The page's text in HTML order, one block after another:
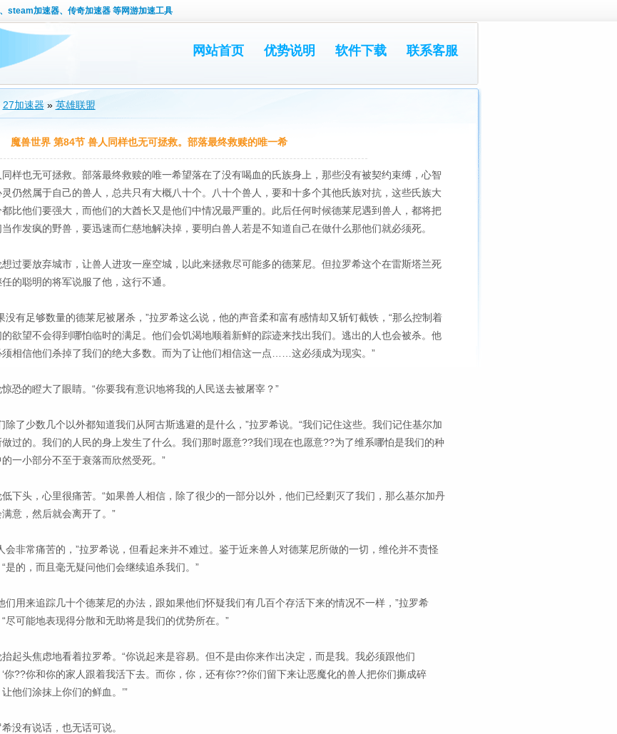
steam加速器、传奇加速器 等网游加速工具
网站首页 优势说明 软件下载 联系客服
27加速器» 英雄联盟
魔兽世界 第84节 兽人同样也无可拯救。部落最终救赎的唯一希
同样也无可拯救。部落最终救赎的唯一希望落在了没有喝血的氏族身上，那些没有被契约束缚，心智
灵仍然属于自己的兽人，总共只有大概八十个。八十个兽人，要和十多个其他氏族对抗，这些氏族大
都比他们要强大，而他们的大酋长又是他们中情况最严重的。此后任何时候德莱尼遇到兽人，都将把
作发疯的野兽，要迅速而仁慈地解决掉，要明白兽人若是不知道自己在做什么那他们就必须死。
想过要放弃城市，让兽人进攻一座空城，以此来拯救尽可能多的德莱尼。但拉罗希这个在雷斯塔兰死
任的聪明的将军说服了他，这行不通。
没有足够数量的德莱尼被屠杀，”拉罗希这么说，他的声音柔和富有感情却又斩钉截铁，“那么控制着
的欲望不会得到哪怕临时的满足。他们会饥渴地顺着新鲜的踪迹来找出我们。逃出的人也会被杀。他
须相信他们杀掉了我们的绝大多数。而为了让他们相信这一点……这必须成为现实。”
恐的瞪大了眼睛。“你要我有意识地将我的人民送去被屠宰？”
除了少数几个以外都知道我们从阿古斯逃避的是什么，”拉罗希说。“我们记住这些。我们记住基尔加
做过的。我们的人民的身上发生了什么。我们那时愿意??我们现在也愿意??为了维系哪怕是我们的种
一小部分不至于衰落而欣然受死。”
下头，心里很痛苦。“如果兽人相信，除了很少的一部分以外，他们已经剿灭了我们，那么基尔加丹
意，然后就会离开了。”
会非常痛苦的，”拉罗希说，但看起来并不难过。鉴于近来兽人对德莱尼所做的一切，维伦并不责怪
是的，而且毫无疑问他们会继续追杀我们。”
们用来追踪几十个德莱尼的办法，跟如果他们怀疑我们有几百个存活下来的情况不一样，”拉罗希
尽可能地表现得分散和无助将是我们的优势所在。”
起头焦虑地看着拉罗希。“你说起来是容易。但不是由你来作出决定，而是我。我必须跟他们
你??你和你的家人跟着我活下去。而你，你，还有你??你们留下来让恶魔化的兽人把你们撕成碎
他们涂抹上你们的鲜血。’”
没有说话，也无话可说。